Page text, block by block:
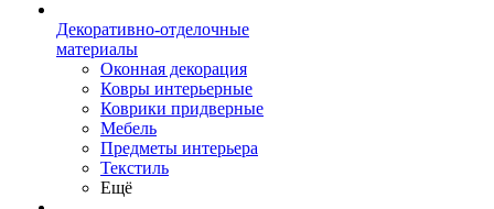
Декоративно-отделочные
материалы
Оконная декорация
Ковры интерьерные
Коврики придверные
Мебель
Предметы интерьера
Текстиль
Ещё